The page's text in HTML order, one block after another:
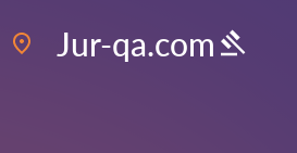
Jur-qa.com